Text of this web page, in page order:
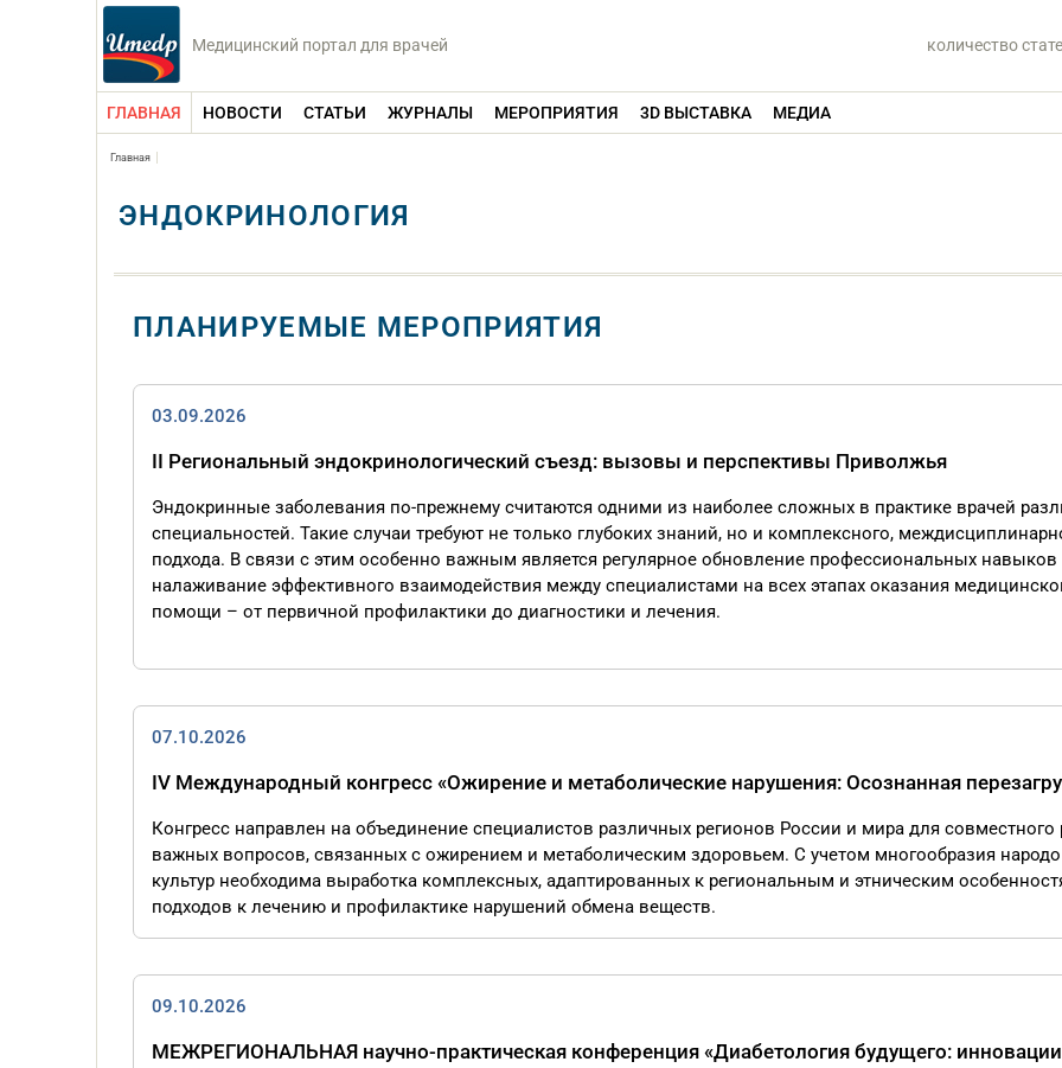
Медицинский портал для врачей количество
ГЛАВНАЯ НОВОСТИ СТАТЬИ ЖУРНАЛЫ МЕРОПРИЯТИЯ 3D ВЫСТАВКА МЕДИА
Главная
ЭНДОКРИНОЛОГИЯ
ПЛАНИРУЕМЫЕ МЕРОПРИЯТИЯ
03.09.2026
II Региональный эндокринологический съезд: вызовы и перспективы Приволжья
Эндокринные заболевания по-прежнему считаются одними из наиболее сложных в практике врачей
специальностей. Такие случаи требуют не только глубоких знаний, но и комплексного,
подхода. В связи с этим особенно важным является регулярное обновление профессиональных навыков
налаживание эффективного взаимодействия между специалистами на всех этапах оказания
помощи – от первичной профилактики до диагностики и лечения.
07.10.2026
IV Международный конгресс «Ожирение и метаболические нарушения: Осознанная
Конгресс направлен на объединение специалистов различных регионов России и мира для
важных вопросов, связанных с ожирением и метаболическим здоровьем. С учетом многообразия
культур необходима выработка комплексных, адаптированных к региональным и этническим
подходов к лечению и профилактике нарушений обмена веществ.
09.10.2026
МЕЖРЕГИОНАЛЬНАЯ научно-практическая конференция «Диабетология будущего: